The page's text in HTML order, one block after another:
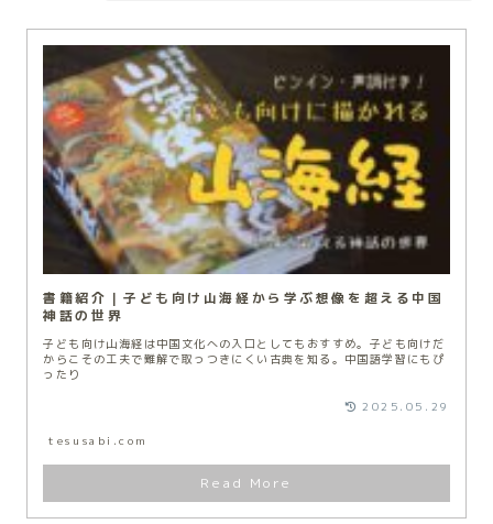
書籍紹介｜子ども向け山海経から学ぶ想像を超える中国
神話の世界
子ども向け山海経は中国文化への入口としてもおすすめ。子ども向けだ
からこその工夫で難解で取っつきにくい古典を知る。中国語学習にもぴ
ったり
tesusabi.com
2025.05.29